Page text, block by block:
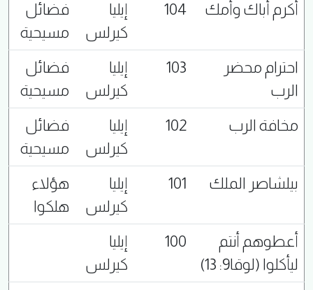
أكرم أباك وأمك
104
إيليا
كيرلس
فضائل
مسيحية
احترام محضر
الرب
103
إيليا
كيرلس
فضائل
مسيحية
مخافة الرب
102
إيليا
كيرلس
فضائل
مسيحية
بيلشاصر الملك
101
إيليا
كيرلس
هؤلاء
هلكوا
أعطوهم أنتم
ليأكلوا (لوقا9: 13)
100
إيليا
كيرلس